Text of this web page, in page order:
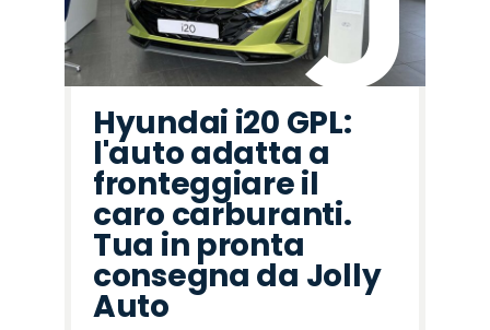
Hyundai i20 GPL:
l'auto adatta a
fronteggiare il
caro carburanti.
Tua in pronta
consegna da Jolly
Auto